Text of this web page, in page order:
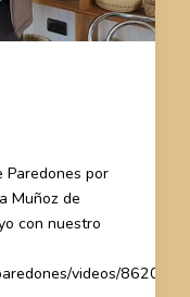
Paredones por
Muñoz de
con nuestro
videos/